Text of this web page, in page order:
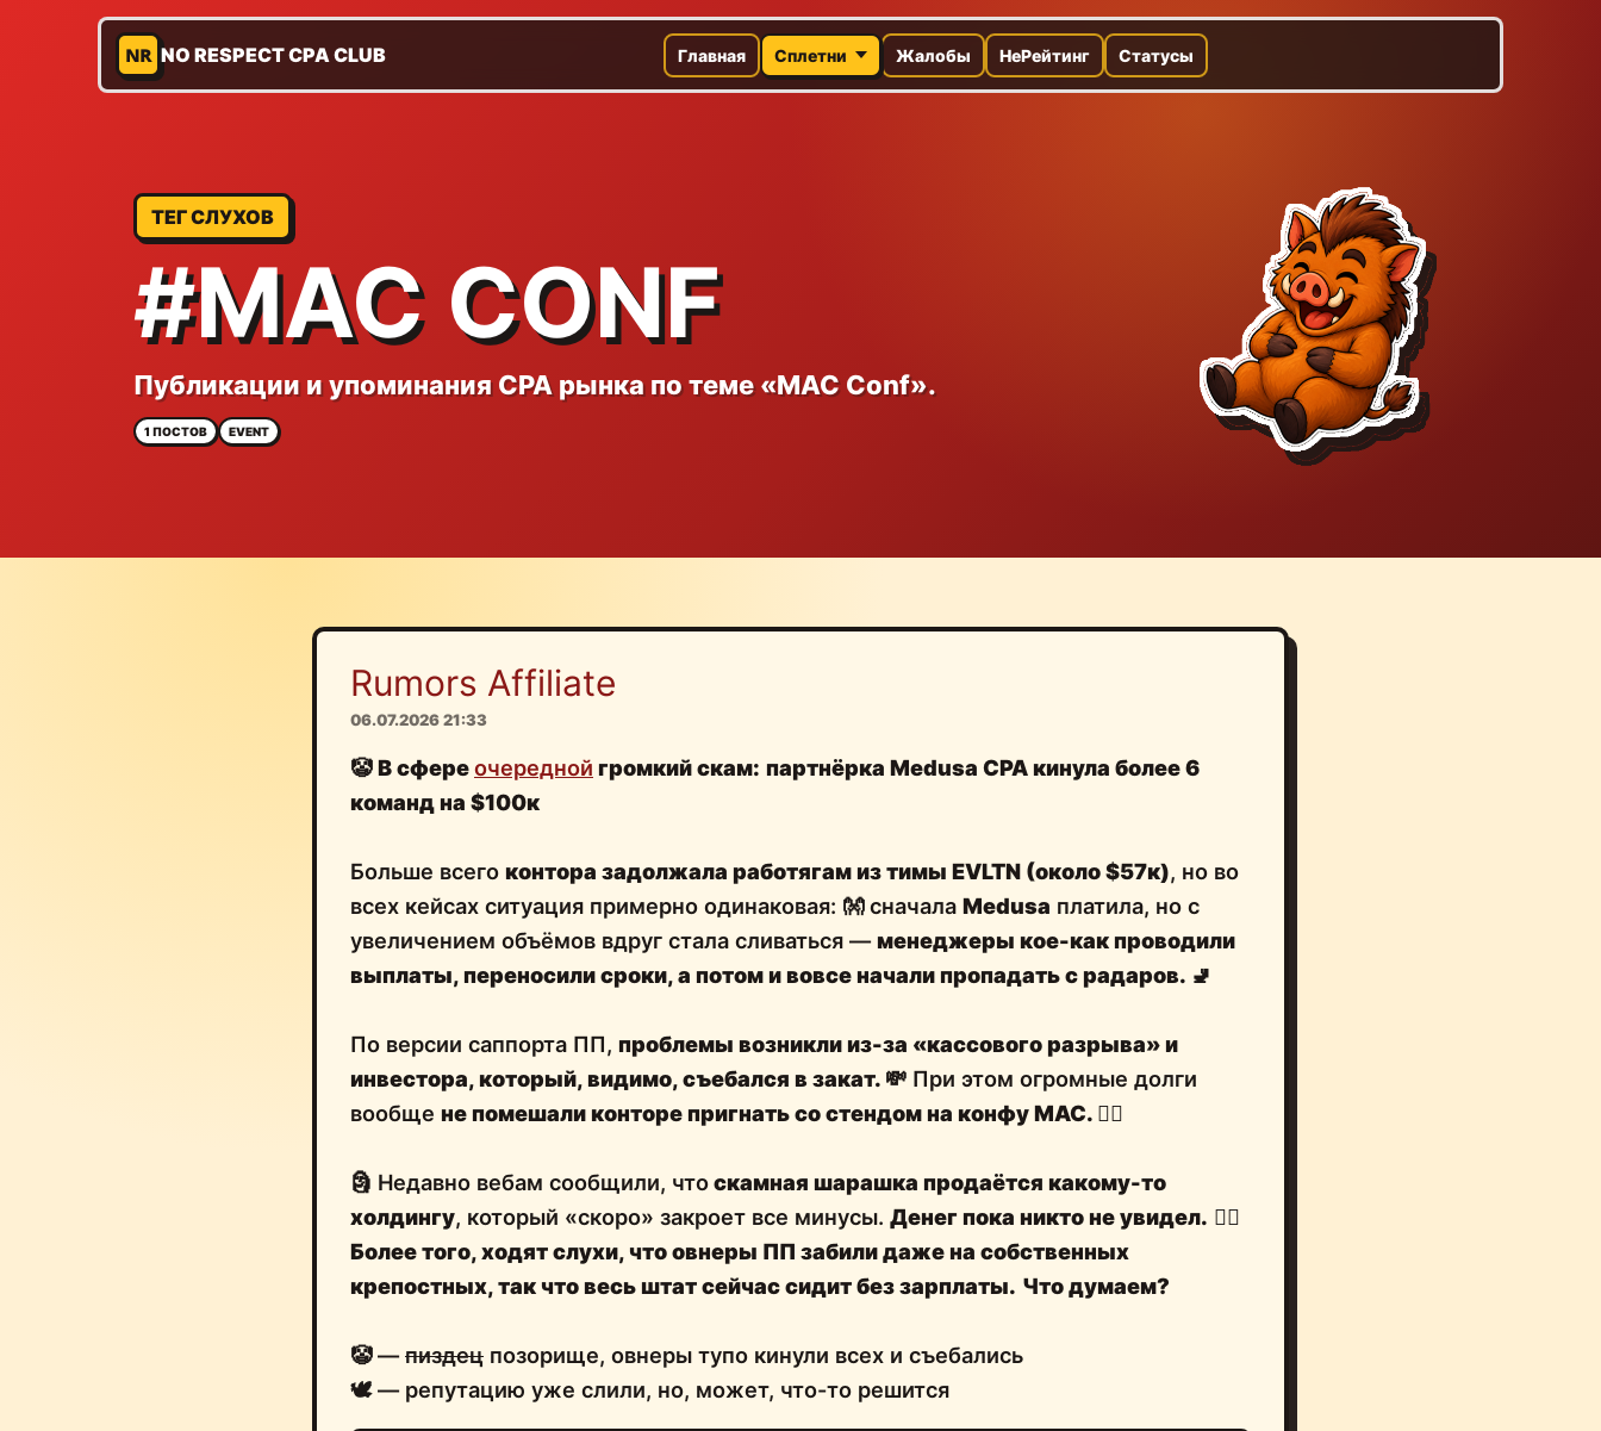
NR NO RESPECT CPA CLUB Главная Сплетни Жалобы НеРейтинг Статусы
ТЕГ СЛУХОВ
#MAC CONF
Публикации и упоминания CPA рынка по теме «MAC Conf».
1 ПОСТОВ EVENT
Rumors Affiliate
06.07.2026 21:33
🤡В сфереочередной громкий скам: партнёрка Medusa CPA кинула более 6
команд на $100к
Больше всего контора задолжала работягам из тимы EVLTN (около $57к), но во
всех кейсах ситуация примерно одинаковая: 👐 сначала Medusa платила, но с
увеличением объёмов вдруг стала сливаться —менеджеры кое-как проводили
выплаты, переносили сроки, а потом и вовсе начали пропадать с радаров. 🚽
По версии саппорта ПП, проблемы возникли из-за «кассового разрыва» и
инвестора, который, видимо, съебался в закат. 💸 При этом огромные долги
вообще не помешали конторе пригнать со стендом на конфу MAC. 🤦‍♂️
🗿 Недавно вебам сообщили, чтоскамная шарашка продаётся какому-то
холдингу, который «скоро» закроет все минусы. Денег пока никто не увидел. 🤷‍♂️
Более того, ходят слухи, что овнеры ПП забили даже на собственных
крепостных, так чтовесь штат сейчас сидит без зарплаты. Что думаем?
🤡 —пиздец позорище, овнеры тупо кинули всех и съебались
🕊 — репутацию уже слили, но, может, что-то решится